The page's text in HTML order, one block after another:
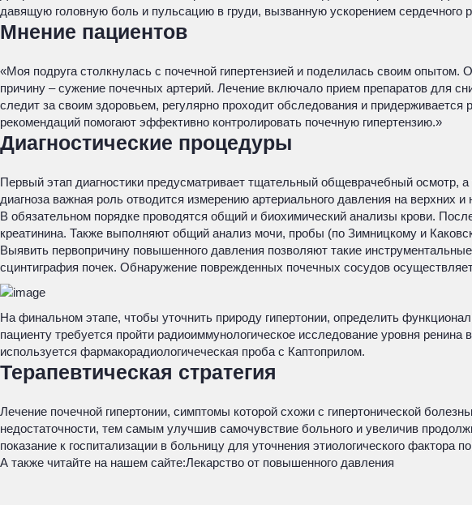
давящую головную боль и пульсацию в груди, вызванную ускорением сердечного
Мнение пациентов
«Моя подруга столкнулась с почечной гипертензией и поделилась своим
причину – сужение почечных артерий. Лечение включало прием препаратов для
следит за своим здоровьем, регулярно проходит обследования и
рекомендаций помогают эффективно контролировать почечную гипертензию.»
Диагностические процедуры
Первый этап диагностики предусматривает тщательный общеврачебный осмотр,
диагноза важная роль отводится измерению артериального давления на
В обязательном порядке проводятся общий и биохимический анализы крови.
креатинина. Также выполняют общий анализ мочи, пробы (по Зимницкому и
Выявить первопричину повышенного давления позволяют такие
сцинтиграфия почек. Обнаружение поврежденных почечных сосудов
На финальном этапе, чтобы уточнить природу гипертонии, определить
пациенту требуется пройти радиоиммунологическое исследование уровня
используется фармакорадиологичеческая проба с Каптоприлом.
Терапевтическая стратегия
Лечение почечной гипертонии, симптомы которой схожи с гипертонической
недостаточности, тем самым улучшив самочувствие больного и увеличив
показание к госпитализации в больницу для уточнения этиологического фактора
А также читайте на нашем сайте:Лекарство от повышенного давления